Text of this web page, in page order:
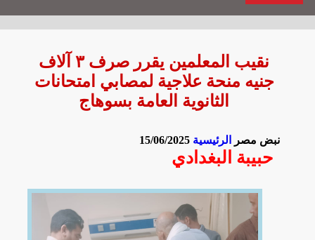
نقيب المعلمين يقرر صرف ٣ آلاف
جنيه منحة علاجية لمصابي امتحانات
الثانوية العامة بسوهاج
نبض مصر الرئيسية 15/06/2025
حبيبة البغدادي